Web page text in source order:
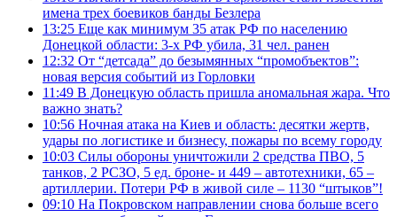
имена трех боевиков банды Безлера
13:25 Еще как минимум 35 атак РФ по населению
Донецкой области: 3-х РФ убила, 31 чел. ранен
12:32 От “детсада” до безымянных “промобъектов”:
новая версия событий из Горловки
11:49 В Донецкую область пришла аномальная жара. Что
важно знать?
10:56 Ночная атака на Киев и область: десятки жертв,
удары по логистике и бизнесу, пожары по всему городу
10:03 Силы обороны уничтожили 2 средства ПВО, 5
танков, 2 РСЗО, 5 ед. броне- и 449 – автотехники, 65 –
артиллерии. Потери РФ в живой силе – 1130 “штыков”!
09:10 На Покровском направлении снова больше всего